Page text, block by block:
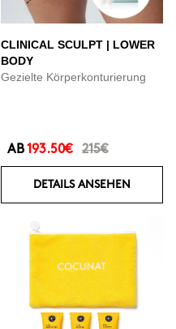
CLINICAL SCULPT | LOWER
BODY
Gezielte Körperkonturierung
AB 193.50€ 215€
DETAILS ANSEHEN